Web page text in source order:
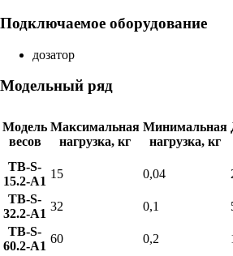
Подключаемое оборудование
дозатор
Модельный ряд
Модель
весов
Максимальная
нагрузка, кг
Минимальная
нагрузка, кг
TB-S-
15.2-A1
15 0,04
TB-S-
32.2-A1
32 0,1
TB-S-
60.2-A1
60 0,2